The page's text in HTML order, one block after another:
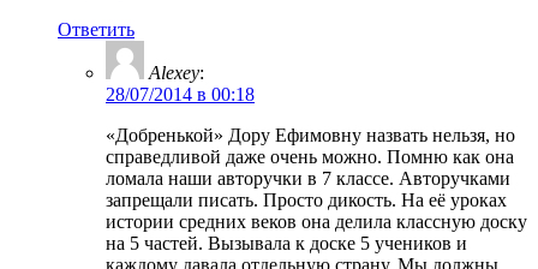
Ответить
Alexey:
28/07/2014 в 00:18
«Добренькой» Дору Ефимовну назвать нельзя, но
справедливой даже очень можно. Помню как она
ломала наши авторучки в 7 классе. Авторучками
запрещали писать. Просто дикость. На её уроках
истории средних веков она делила классную доску
на 5 частей. Вызывала к доске 5 учеников и
каждому давала отдельную страну. Мы должны